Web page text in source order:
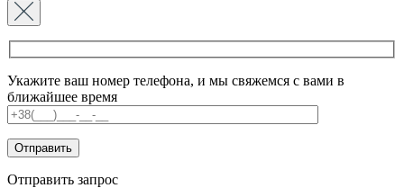
Укажите ваш номер телефона, и мы свяжемся с вами в
ближайшее время
Отправить запрос